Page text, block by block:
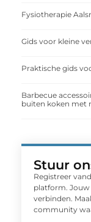
Fysiotherapie
Gids voor kleine
Praktische gids
Barbecue
buiten koken met
Stuur
Registreer
platform. Jouw
verbinden.
community